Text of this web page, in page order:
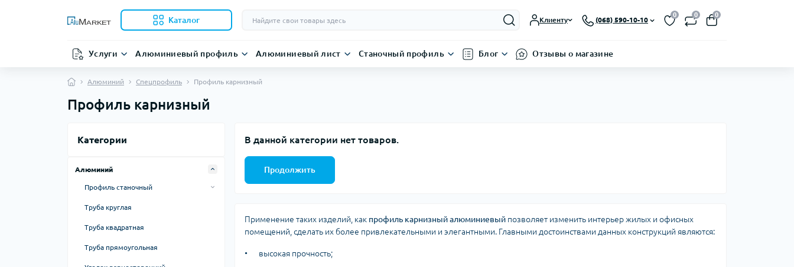
Каталог Клиенту (068) 590-10-10
0 0 0
Услуги Алюминиевый профиль Алюминиевый лист Станочный профиль Блог Отзывы о магазине
Алюминий Спецпрофиль Профиль карнизный
Профиль карнизный
Категории
Алюминий
Профиль станочный
Труба круглая
Труба квадратная
Труба прямоугольная
В данной категории нет товаров.
Продолжить
Применение таких изделий, как профиль карнизный алюминиевый позволяет изменить интерьер жилых и офисных
помещений, сделать их более привлекательными и элегантными. Главными достоинствами данных конструкций являются:
• высокая прочность;